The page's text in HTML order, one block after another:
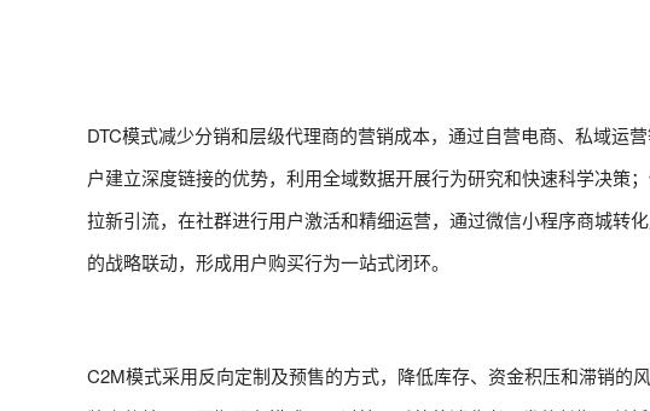
DTC模式减少分销和层级代理商的营销成本，通过自营电商、私域运
户建立深度链接的优势，利用全域数据开展行为研究和快速科学决策
拉新引流，在社群进行用户激活和精细运营，通过微信小程序商城转
的战略联动，形成用户购买行为一站式闭环。
C2M模式采用反向定制及预售的方式，降低库存、资金积压和滞销的